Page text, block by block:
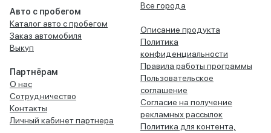
Авто с пробегом
Каталог авто с пробегом
Заказ автомобиля
Выкуп
Партнёрам
О нас
Сотрудничество
Контакты
Личный кабинет партнера
Все города
Описание продукта
Политика
конфиденциальности
Правила работы программы
Пользовательское
соглашение
Согласие на получение
рекламных рассылок
Политика для контента,